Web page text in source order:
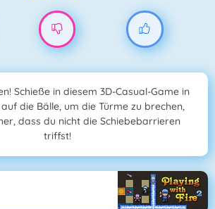
Schieße in diesem 3D-Casual-Game in
die Bälle, um die Türme zu brechen,
dass du nicht die Schiebebarrieren
triffst!